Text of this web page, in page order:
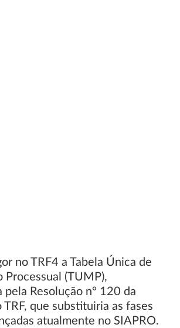
no TRF4 a Tabela Única de
Processual (TUMP),
pela Resolução nº 120 da
TRF, que substituiria as fases
atualmente no SIAPRO.